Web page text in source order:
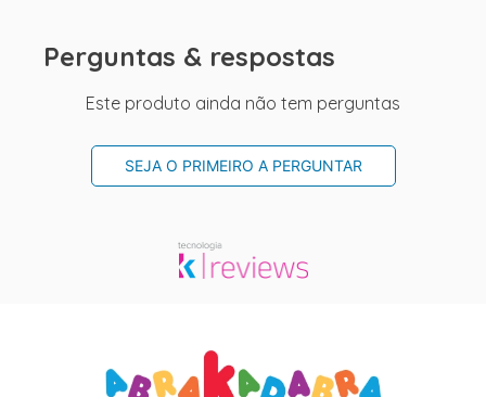
Perguntas & respostas
Este produto ainda não tem perguntas
SEJA O PRIMEIRO A PERGUNTAR